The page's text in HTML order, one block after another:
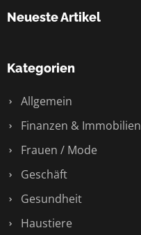
Neueste Artikel
Kategorien
Allgemein
Finanzen & Immobilien
Frauen / Mode
Geschäft
Gesundheit
Haustiere